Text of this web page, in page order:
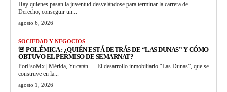
Hay quienes pasan la juventud desvelándose para terminar la carrera de
Derecho, conseguir un...
agosto 6, 2026
SOCIEDAD Y NEGOCIOS
🚨 POLÉMICA : ¿QUIÉN ESTÁ DETRÁS DE “LAS DUNAS” Y CÓMO
OBTUVO EL PERMISO DE SEMARNAT?
PorEsoMx | Mérida, Yucatán.— El desarrollo inmobiliario “Las Dunas”, que se
construye en la...
agosto 1, 2026